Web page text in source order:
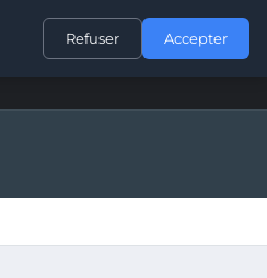
CONTACT
Refuser Accepter